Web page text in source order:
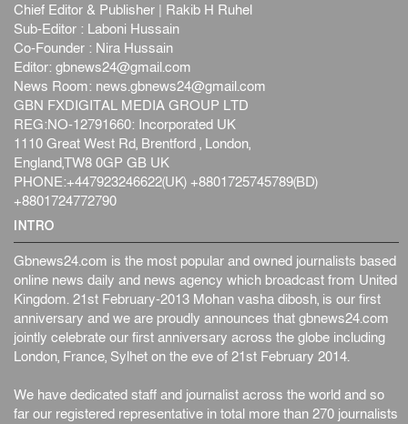
Chief Editor & Publisher | Rakib H Ruhel
Sub-Editor : Laboni Hussain
Co-Founder : Nira Hussain
Editor: gbnews24@gmail.com
News Room: news.gbnews24@gmail.com
GBN FXDIGITAL MEDIA GROUP LTD
REG:NO-12791660: Incorporated UK
1110 Great West Rd, Brentford , London,
England,TW8 0GP GB UK
PHONE:+447923246622(UK) +8801725745789(BD)
+8801724772790
INTRO
Gbnews24.com is the most popular and owned journalists based
online news daily and news agency which broadcast from United
Kingdom. 21st February-2013 Mohan vasha dibosh, is our first
anniversary and we are proudly announces that gbnews24.com
jointly celebrate our first anniversary across the globe including
London, France, Sylhet on the eve of 21st February 2014.
We have dedicated staff and journalist across the world and so
far our registered representative in total more than 270 journalists